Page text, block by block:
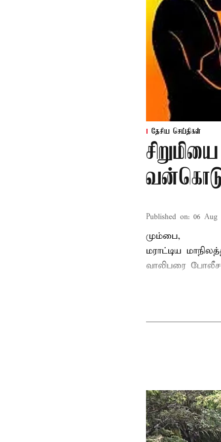
தேசிய செய்திகள்
Published on: 06 Aug
மும்பை,
மராட்டிய
வாலிபரை